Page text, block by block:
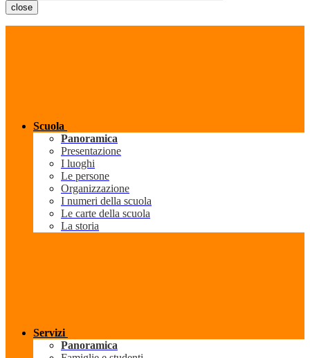
close
Scuola
Panoramica
Presentazione
I luoghi
Le persone
Organizzazione
I numeri della scuola
Le carte della scuola
La storia
Servizi
Panoramica